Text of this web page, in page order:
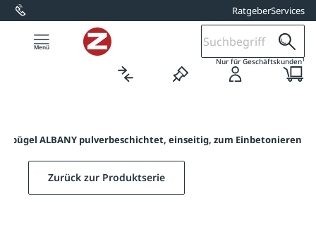
springen RatgeberServices
Nur für Geschäftskunden1
ALBANY pulverbeschichtet, einseitig, zum Einbetonieren
Zurück zur Produktserie